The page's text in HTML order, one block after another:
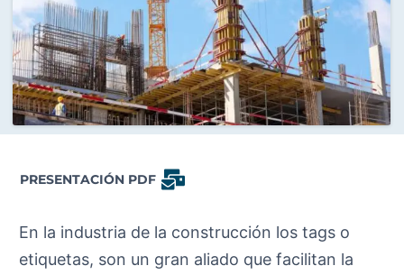
PRESENTACIÓN PDF
En la industria de la construcción los tags o
etiquetas, son un gran aliado que facilitan la